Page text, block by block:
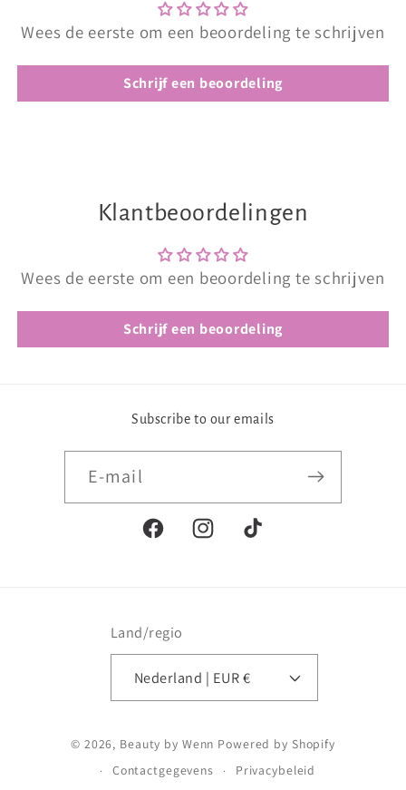
Wees de eerste om een beoordeling te schrijven
Schrijf een beoordeling
Klantbeoordelingen
Wees de eerste om een beoordeling te schrijven
Schrijf een beoordeling
Subscribe to our emails
E‑mail
FacebookInstagramTikTok
Land/regio
Nederland | EUR €
© 2026, Beauty by Wenn Powered by Shopify
Contactgegevens
Privacybeleid